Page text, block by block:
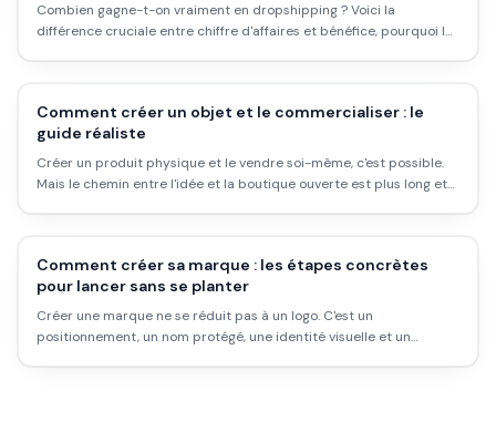
Combien gagne-t-on vraiment en dropshipping ? Voici la
différence cruciale entre chiffre d'affaires et bénéfice, pourquoi la
Comment créer un objet et le commercialiser : le
guide réaliste
Créer un produit physique et le vendre soi-même, c'est possible.
Mais le chemin entre l'idée et la boutique ouverte est plus long et
Comment créer sa marque : les étapes concrètes
pour lancer sans se planter
Créer une marque ne se réduit pas à un logo. C'est un
positionnement, un nom protégé, une identité visuelle et un